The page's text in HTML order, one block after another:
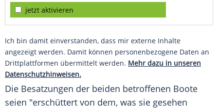
jetzt aktivieren
Ich bin damit einverstanden, dass mir externe Inhalte
angezeigt werden. Damit können personenbezogene Daten an
Drittplattformen übermittelt werden. Mehr dazu in unseren
Datenschutzhinweisen.
Die Besatzungen der beiden betroffenen Boote
seien "erschüttert von dem, was sie gesehen